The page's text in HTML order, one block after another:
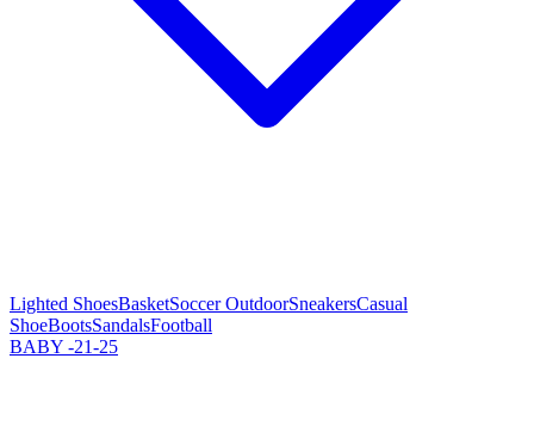
Lighted ShoesBasketSoccer OutdoorSneakersCasual
ShoeBootsSandalsFootball
BABY -21-25